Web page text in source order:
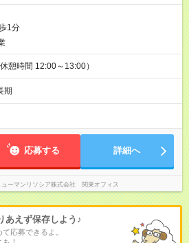
1分
憩時間 12:00～13:00）
期
応募する 詳細へ
ューマンリソシア株式会社 関東オフィス
あえず保存しよう♪
応募できるよ。